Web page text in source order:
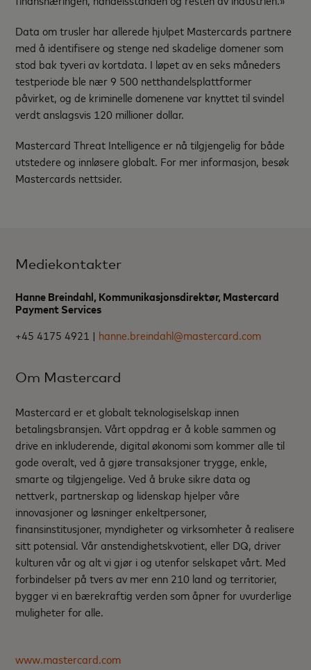
Data om trusler har allerede hjulpet Mastercards partnere
med å identifisere og stenge ned skadelige domener som
stod bak tyveri av kortdata. I løpet av en seks måneders
testperiode ble nær 9 500 netthandelsplattformer
påvirket, og de kriminelle domenene var knyttet til svindel
verdt anslagsvis 120 millioner dollar.
Mastercard Threat Intelligenceer nå tilgjengelig for både
utstedere og innløsere globalt. For mer informasjon, besøk
Mastercards nettsider.
Mediekontakter
Hanne Breindahl, Kommunikasjonsdirektør, Mastercard
Payment Services
+45 4175 4921 | hanne.breindahl@mastercard.com
Om Mastercard
Mastercard er et globalt teknologiselskap innen
betalingsbransjen. Vårt oppdrag er å koble sammen og
drive en inkluderende, digital økonomi som kommer alle til
gode overalt, ved å gjøre transaksjoner trygge, enkle,
smarte og tilgjengelige. Ved å bruke sikre data og
nettverk, partnerskap og lidenskap hjelper våre
innovasjoner og løsninger enkeltpersoner,
finansinstitusjoner, myndigheter og virksomheter å realisere
sitt potensial. Vår anstendighetskvotient, eller DQ, driver
kulturen vår og alt vi gjør i og utenfor selskapet vårt. Med
forbindelser på tvers av mer enn 210 land og territorier,
bygger vi en bærekraftig verden som åpner for uvurderlige
muligheter for alle.
www.mastercard.com